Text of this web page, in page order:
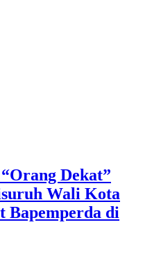
Dekat”
Wali Kota
Bapemperda di